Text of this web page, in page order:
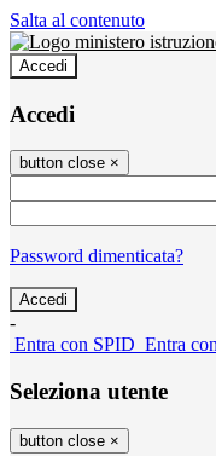
Salta al contenuto
Accedi
Accedi
button close ×
Password dimenticata?
-
Entra con SPID Entra
Seleziona utente
button close ×